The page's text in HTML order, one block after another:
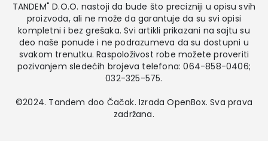
TANDEM" D.O.O. nastoji da bude što precizniji u opisu svih
proizvoda, ali ne može da garantuje da su svi opisi
kompletni i bez grešaka. Svi artikli prikazani na sajtu su
deo naše ponude i ne podrazumeva da su dostupni u
svakom trenutku. Raspoloživost robe možete proveriti
pozivanjem sledećih brojeva telefona: 064-858-0406;
032-325-575.
©2024. Tandem doo Čačak. IzradaOpenBox. Sva prava
zadržana.